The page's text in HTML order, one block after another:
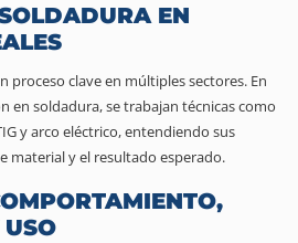
EN
proceso clave en múltiples sectores. En
en soldadura, se trabajan técnicas como
y arco eléctrico, entendiendo sus
material y el resultado esperado.
USO